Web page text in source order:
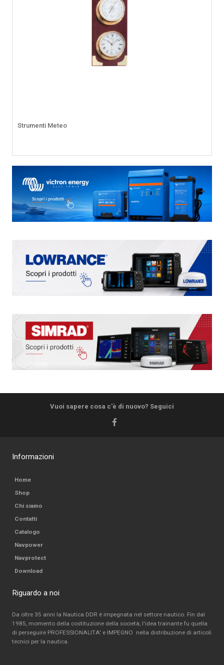
Strumenti Meteo
Vuoi sapere cosa c'è di nuovo? Seguici
Informazioni
Home
Shop
Chi siamo
Contatti
Catalogo
Navpower
Navprotect
Download
Riguardo a noi
Da oltre 35 anni la Nautica DDR è impegnata nel settore nautico. Fin dal
1985, momento della costituzione della società, l'idea trainante fu quella
di perseguire PROFESSIONALITA' e IMPEGNO nella distribuzione di articoli
tecnici per la nautica.